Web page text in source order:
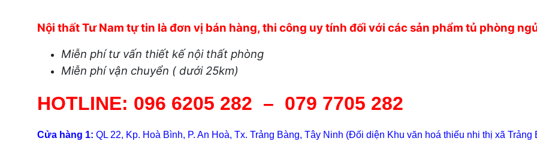
Nội thất Tư Nam tự tin là đơn vị bán hàng, thi công uy tính đối với các sản phẩm tủ phòng
Miễn phí tư vấn thiết kế nội thất phòng
Miễn phí vận chuyển ( dưới 25km)
HOTLINE: 096 6205 282 – 079 7705 282
Cửa hàng 1: QL 22, Kp. Hoà Bình, P. An Hoà, Tx. Trảng Bàng, Tây Ninh (Đối diện Khu văn hoá thiếu nhi thị xã Trảng